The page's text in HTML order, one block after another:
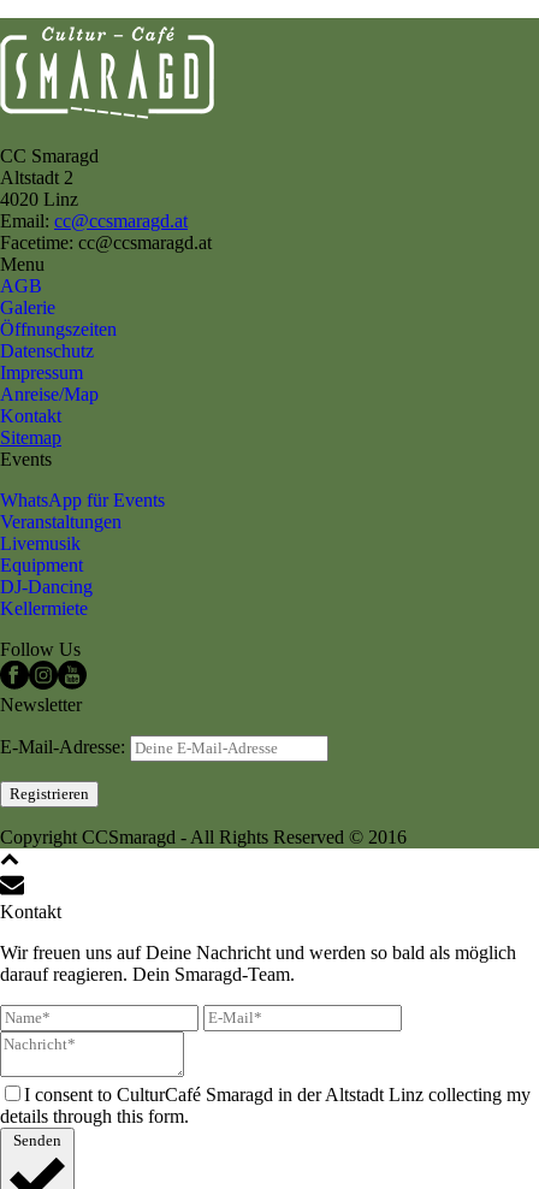
CC Smaragd
Altstadt 2
4020 Linz
Email: cc@ccsmaragd.at
Facetime: cc@ccsmaragd.at
Menu
AGB
Galerie
Öffnungszeiten
Datenschutz
Impressum
Anreise/Map
Kontakt
Sitemap
Events
WhatsApp für Events
Veranstaltungen
Livemusik
Equipment
DJ-Dancing
Kellermiete
Follow Us
Newsletter
E-Mail-Adresse:
Copyright CCSmaragd - All Rights Reserved © 2016
Kontakt
Wir freuen uns auf Deine Nachricht und werden so bald als möglich
darauf reagieren. Dein Smaragd-Team.
I consent to CulturCafé Smaragd in der Altstadt Linz collecting my
details through this form.
Senden